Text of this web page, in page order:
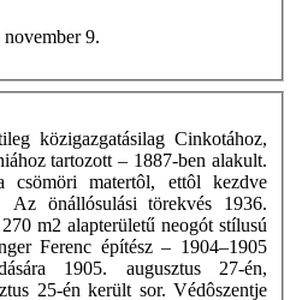
1. és november 9.
közigazgatásilag Cinkotához,
tartozott – 1887-ben alakult.
csömöri matertôl, ettôl kezdve
önállósulási törekvés 1936.
m2 alapterületű neogót stílusú
Ferenc építész – 1904–1905
1905. augusztus 27-én,
25-én került sor. Védôszentje